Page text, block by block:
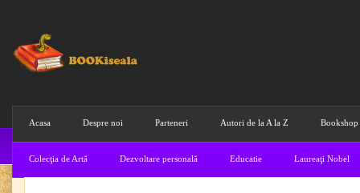
Acasa Despre noi Parteneri Autori de la A la Z Bookshop
Colecţia de Artă Dezvoltare personală Educatie Laureaţi Nobel